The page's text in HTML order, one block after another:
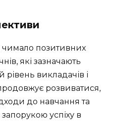
позитивних
які зазначають
викладачів і
розвиватися,
до навчання та
успіху в